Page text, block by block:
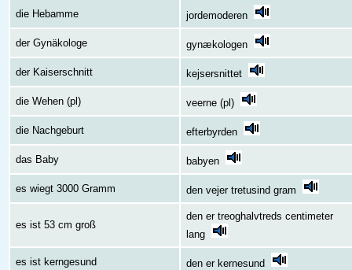
die Hebamme jordemoderen
der Gynäkologe gynækologen
der Kaiserschnitt kejsersnittet
die Wehen (pl) veerne (pl)
die Nachgeburt efterbyrden
das Baby babyen
es wiegt 3000 Gramm den vejer tretusind gram
es ist 53 cm groß
den er treoghalvtreds centimeter
lang
es ist kerngesund den er kernesund